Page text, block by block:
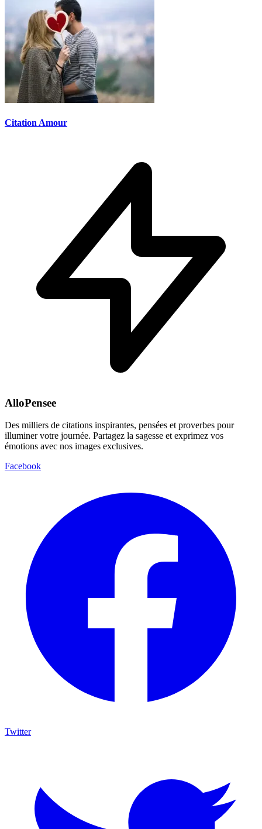
Citation Amour
AlloPensee
Des milliers de citations inspirantes, pensées et proverbes pour
illuminer votre journée. Partagez la sagesse et exprimez vos
émotions avec nos images exclusives.
Facebook
Twitter